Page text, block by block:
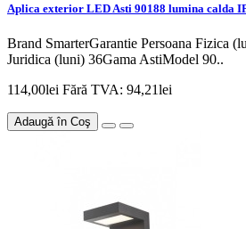
Aplica exterior LED Asti 90188 lumina calda
Brand SmarterGarantie Persoana Fizica
Juridica (luni) 36Gama AstiModel 90..
114,00lei Fără TVA: 94,21lei
Adaugă în Coş